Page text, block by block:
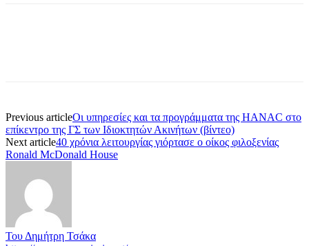
Previous articleΟι υπηρεσίες και τα προγράμματα της HANAC στο
επίκεντρο της ΓΣ των Ιδιοκτητών Ακινήτων (βίντεο)
Next article40 χρόνια λειτουργίας γιόρτασε ο οίκος φιλοξενίας
Ronald McDonald House
Του Δημήτρη Τσάκα